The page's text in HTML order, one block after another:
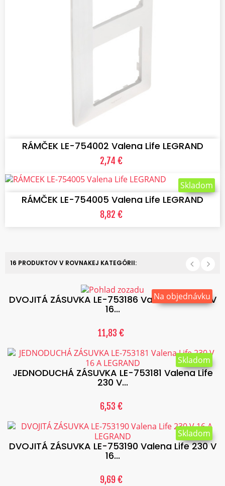
RÁMČEK LE-754002 Valena Life LEGRAND
2,74 €
VLOŽIŤ DO KOŠÍKA
RÁMČEK LE-754005 Valena Life LEGRAND
8,82 €
Skladom
16 PRODUKTOV V ROVNAKEJ KATEGÓRII:
DVOJITÁ ZÁSUVKA LE-753186 Valena Life 230 V
16...
11,83 €
Na objednávku
JEDNODUCHÁ ZÁSUVKA LE-753181 Valena Life
230 V...
6,53 €
Skladom
DVOJITÁ ZÁSUVKA LE-753190 Valena Life 230 V
16...
9,69 €
Skladom